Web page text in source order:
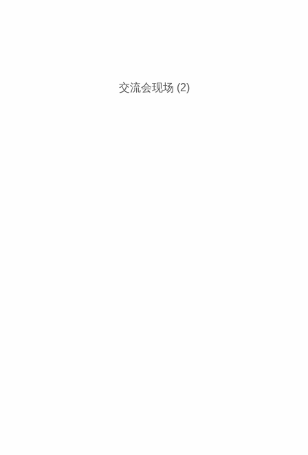
交流会现场 (2)